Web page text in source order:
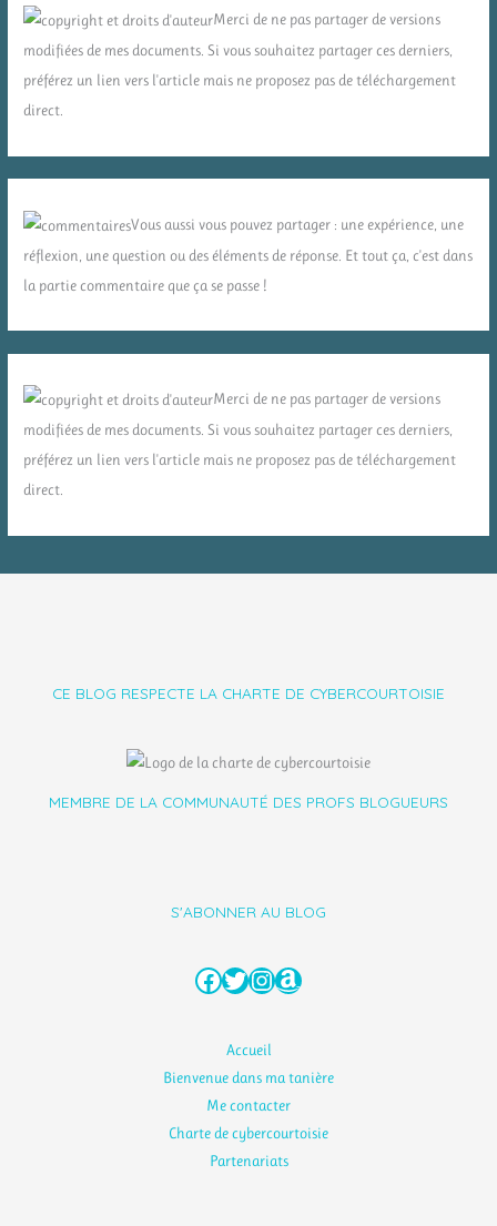
Merci de ne pas partager de versions
modifiées de mes documents. Si vous souhaitez partager ces derniers,
préférez un lien vers l'article mais ne proposez pas de téléchargement
direct.
Vous aussi vous pouvez partager : une expérience, une
réflexion, une question ou des éléments de réponse. Et tout ça, c'est dans
la partie commentaire que ça se passe !
Merci de ne pas partager de versions
modifiées de mes documents. Si vous souhaitez partager ces derniers,
préférez un lien vers l'article mais ne proposez pas de téléchargement
direct.
CE BLOG RESPECTE LA CHARTE DE CYBERCOURTOISIE
MEMBRE DE LA COMMUNAUTÉ DES PROFS BLOGUEURS
S'ABONNER AU BLOG
Facebook
Twitter
Instagram
Amazon
Accueil
Bienvenue dans ma tanière
Me contacter
Charte de cybercourtoisie
Partenariats